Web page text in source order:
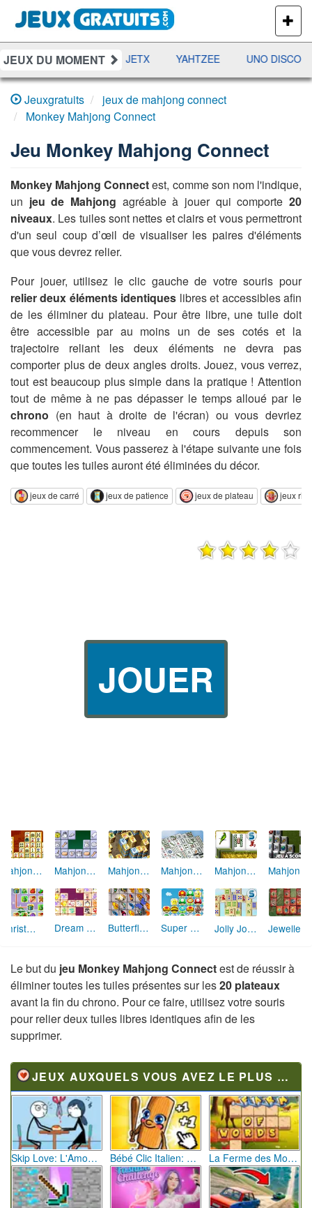
PLUS
DE
JEUX
JEUX DU MOMENT
DAMES RAMI JETX YAHTZEE UNO DISCO
Jeuxgratuits
jeux de mahjong connect
Monkey Mahjong Connect
Jeu Monkey Mahjong Connect
Monkey Mahjong Connectest, comme son nom l'indique,
un jeu de Mahjong agréable à jouer qui comporte20
niveaux. Les tuiles sont nettes et clairs et vous permettront
d'un seul coup d’œil de visualiser les paires d'éléments
que vous devrez relier.
Pour jouer, utilisez le clic gauche de votre souris pour
relier deux éléments identiques libres et accessibles afin
de les éliminer du plateau. Pour être libre, une tuile doit
être accessible par au moins un de ses cotés et la
trajectoire reliant les deux éléments ne devra pas
comporter plus de deux angles droits. Jouez, vous verrez,
tout est beaucoup plus simple dans la pratique ! Attention
tout de même à ne pas dépasser le temps alloué par le
chrono (en haut à droite de l'écran) ou vous devriez
recommencer le niveau en cours depuis son
commencement. Vous passerez à l'étape suivante une fois
que toutes les tuiles auront été éliminées du décor.
jeux de carré jeux de patience jeux de plateau jeux
JOUER
Mahjong Connect Mahjong Cook Mahjong Alchimie Mahjong Solitaire Mahjong Tower
Christmas Connect Dream Pet Link Butterfly Kyodai Super Mario Connect Mahjong Jolly Jong
Le but du jeu Monkey Mahjong Connectest de réussir à
éliminer toutes les tuiles présentes sur les20 plateaux
avant la fin du chrono. Pour ce faire, utilisez votre souris
pour relier deux tuiles libres identiques afin de les
supprimer.
JEUX AUXQUELS VOUS AVEZ LE PLUS JOUÉ
Skip Love: L'Amour en Péril Bébé Clic Italien: La Folie des Petits Bambins La Ferme des Mots - Cultivez votre Vocabulaire